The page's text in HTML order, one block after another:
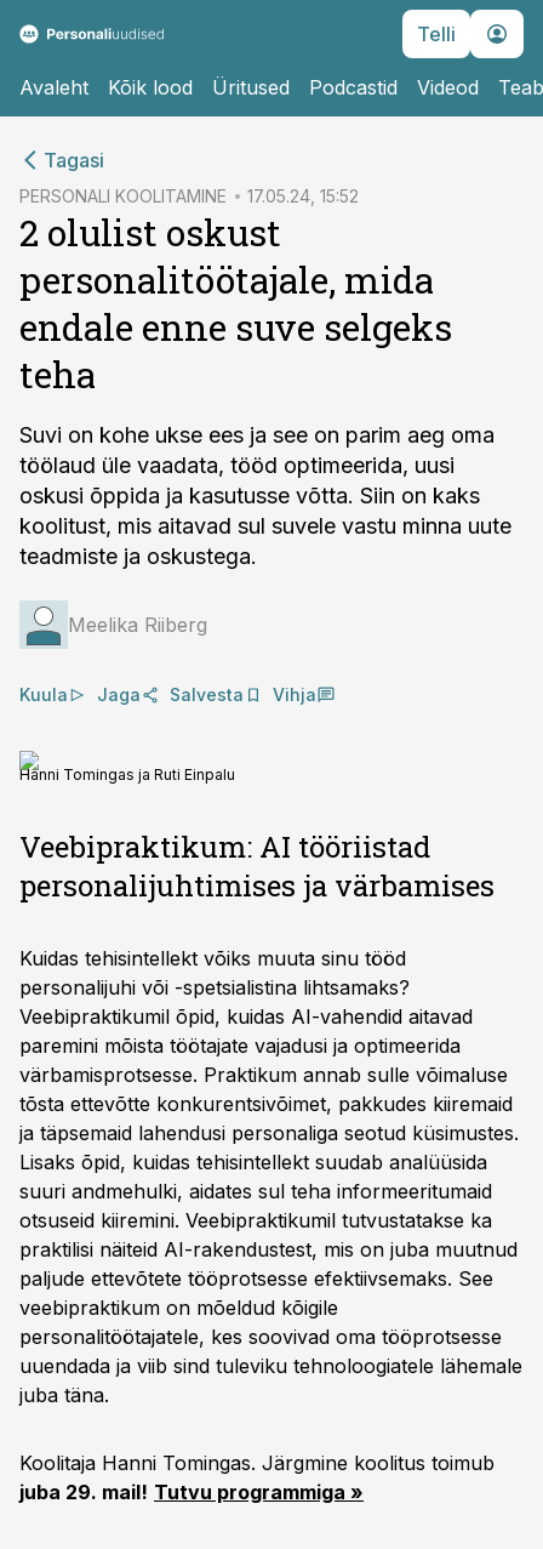
Telli
Avaleht Kõik lood Üritused Podcastid Videod
Tagasi
PERSONALI KOOLITAMINE 17.05.24, 15:52
2 olulist oskust
personalitöötajale, mida
endale enne suve selgeks
teha
Suvi on kohe ukse ees ja see on parim aeg oma
töölaud üle vaadata, tööd optimeerida, uusi
oskusi õppida ja kasutusse võtta. Siin on kaks
koolitust, mis aitavad sul suvele vastu minna uute
teadmiste ja oskustega.
Meelika Riiberg
Kuula Jaga Salvesta Vihja
Hanni Tomingas ja Ruti Einpalu
Veebipraktikum: AI tööriistad
personalijuhtimises ja värbamises
Kuidas tehisintellekt võiks muuta sinu tööd
personalijuhi või -spetsialistina lihtsamaks?
Veebipraktikumil õpid, kuidas AI-vahendid aitavad
paremini mõista töötajate vajadusi ja optimeerida
värbamisprotsesse. Praktikum annab sulle võimaluse
tõsta ettevõtte konkurentsivõimet, pakkudes kiiremaid
ja täpsemaid lahendusi personaliga seotud küsimustes.
Lisaks õpid, kuidas tehisintellekt suudab analüüsida
suuri andmehulki, aidates sul teha informeeritumaid
otsuseid kiiremini. Veebipraktikumil tutvustatakse ka
praktilisi näiteid AI-rakendustest, mis on juba muutnud
paljude ettevõtete tööprotsesse efektiivsemaks. See
veebipraktikum on mõeldud kõigile
personalitöötajatele, kes soovivad oma tööprotsesse
uuendada ja viib sind tuleviku tehnoloogiatele lähemale
juba täna.
Koolitaja Hanni Tomingas. Järgmine koolitus toimub
juba 29. mail! Tutvu programmiga »